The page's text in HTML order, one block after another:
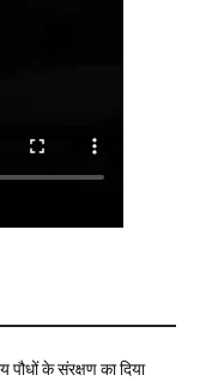
के संरक्षण का दिया